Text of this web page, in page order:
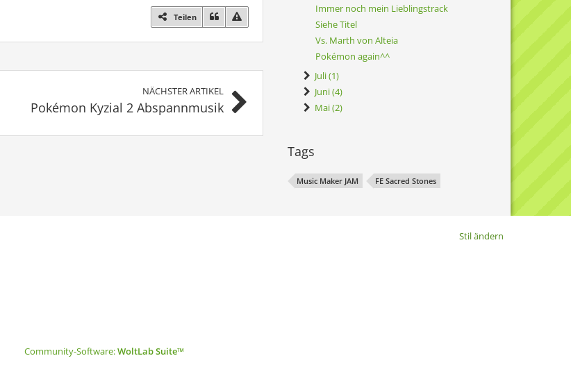
Teilen
NÄCHSTER ARTIKEL
Pokémon Kyzial 2 Abspannmusik
Immer noch mein Lieblingstrack
Siehe Titel
Vs. Marth von Alteia
Pokémon again^^
Juli (1)
Juni (4)
Mai (2)
Tags
Music Maker JAM FE Sacred Stones
Stil ändern
Community-Software:WoltLab Suite™